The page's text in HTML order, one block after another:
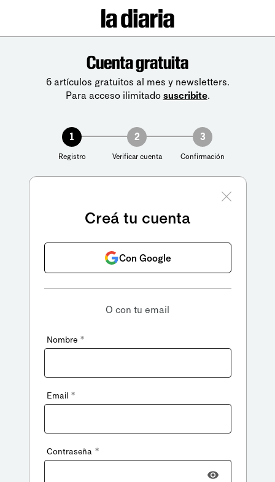
Cuenta gratuita
6 artículos gratuitos al mes y newsletters.
Para acceso ilimitado suscribite.
1
Registro
2
Verificar cuenta
3
Confirmación
Creá tu cuenta
Con Google
O con tu email
Nombre *
Email *
Contraseña *